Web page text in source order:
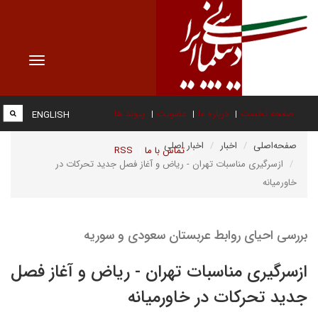
Toggle
صفحه نخست درباره ما عضویت پیوند ها
تماس با ما RSS
ENGLISH
صفحه‌اصلی اخبار
اخبار اصلی
ازسرگیری مناسبات تهران - ریاض و آغاز فصل جدید تحرکات در
خاورمیانه
بررسی احیای روابط عربستان سعودی و سوریه
ازسرگیری مناسبات تهران - ریاض و آغاز فصل
جدید تحرکات در خاورمیانه